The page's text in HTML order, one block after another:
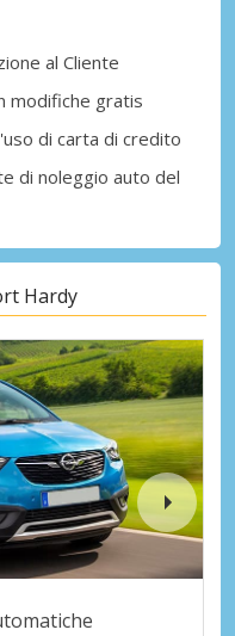
al Cliente
modifiche gratis
di carta di credito
di noleggio auto del
Hardy